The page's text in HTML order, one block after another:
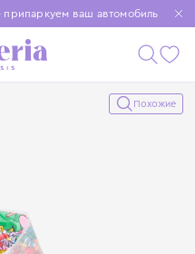
припаркуем ваш автомобиль
заказе от 15 000 ₽
были еще удобнее
Похожие